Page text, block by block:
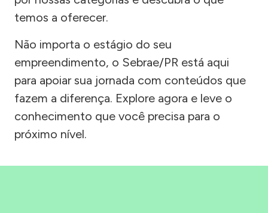
temos a oferecer.
Não importa o estágio do seu
empreendimento, o Sebrae/PR está aqui
para apoiar sua jornada com conteúdos que
fazem a diferença. Explore agora e leve o
conhecimento que você precisa para o
próximo nível.